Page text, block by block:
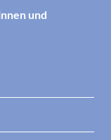
und